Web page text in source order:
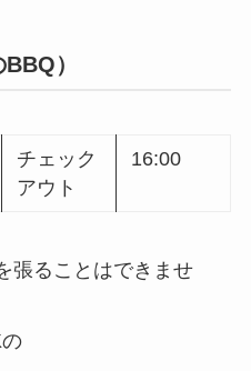
）
チェック
アウト
16:00
ることはできませ